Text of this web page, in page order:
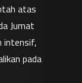
atas
Jumat
intensif,
pada